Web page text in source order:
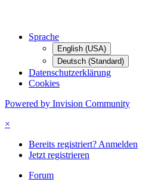
Sprache
English (USA)
Deutsch (Standard)
Datenschutzerklärung
Cookies
Powered by Invision Community
×
Bereits registriert? Anmelden
Jetzt registrieren
Forum